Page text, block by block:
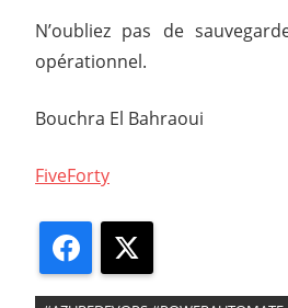
N’oubliez pas de
opérationnel.
Bouchra El Bahraoui
FiveForty
Facebook